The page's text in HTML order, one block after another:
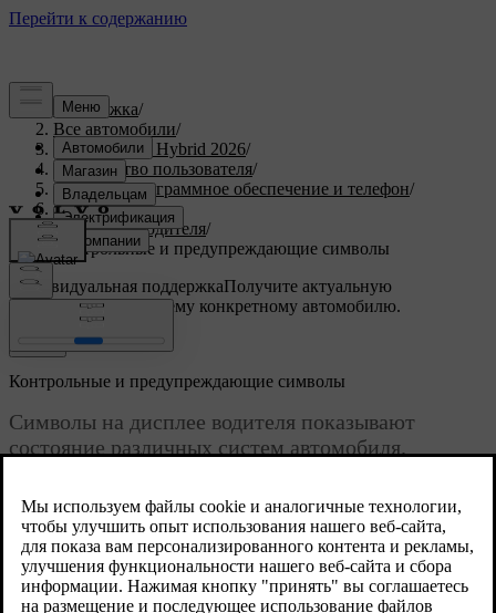
Поддержка/
Все автомобили/
XC90 Plug-in Hybrid 2026/
Руководство пользователя/
Дисплей, программное обеспечение и телефон/
Дисплеи/
Дисплей водителя/
Контрольные и предупреждающие символы
Индивидуальная поддержкаПолучите актуальную
информацию по вашему конкретному автомобилю.
Обновленная версия 30.03.2026
Контрольные и предупреждающие символы
Символы на дисплее водителя показывают
состояние различных систем автомобиля.
система и работает ли она должным образом,
другие предупреждают о важной информации
или обнаруженных неисправностях.